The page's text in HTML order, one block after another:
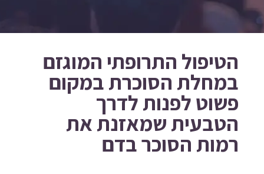
הטיפול התרופתי המוגזם
במחלת הסוכרת במקום
פשוט לפנות לדרך
הטבעית שמאזנת את
רמות הסוכר בדם